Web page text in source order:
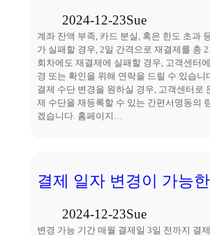
2024-12-23Sue
계좌 잔액 부족, 카드 분실, 혹은 한도 초과
가 실패할 경우, 2일 간격으로 재결제를 총
회차에도 재결제에 실패할 경우, 고객센터
경 또는 확인을 위해 연락을 드릴 수 있습니
결제 수단 변경을 원하실 경우, 고객센터로
제 수단을 재등록할 수 있는 간편서명동의
겠습니다. 홈페이지…
결제 일자 변경이 가능
2024-12-23Sue
변경 가능 기간 매월 결제일 3일 전까지 결